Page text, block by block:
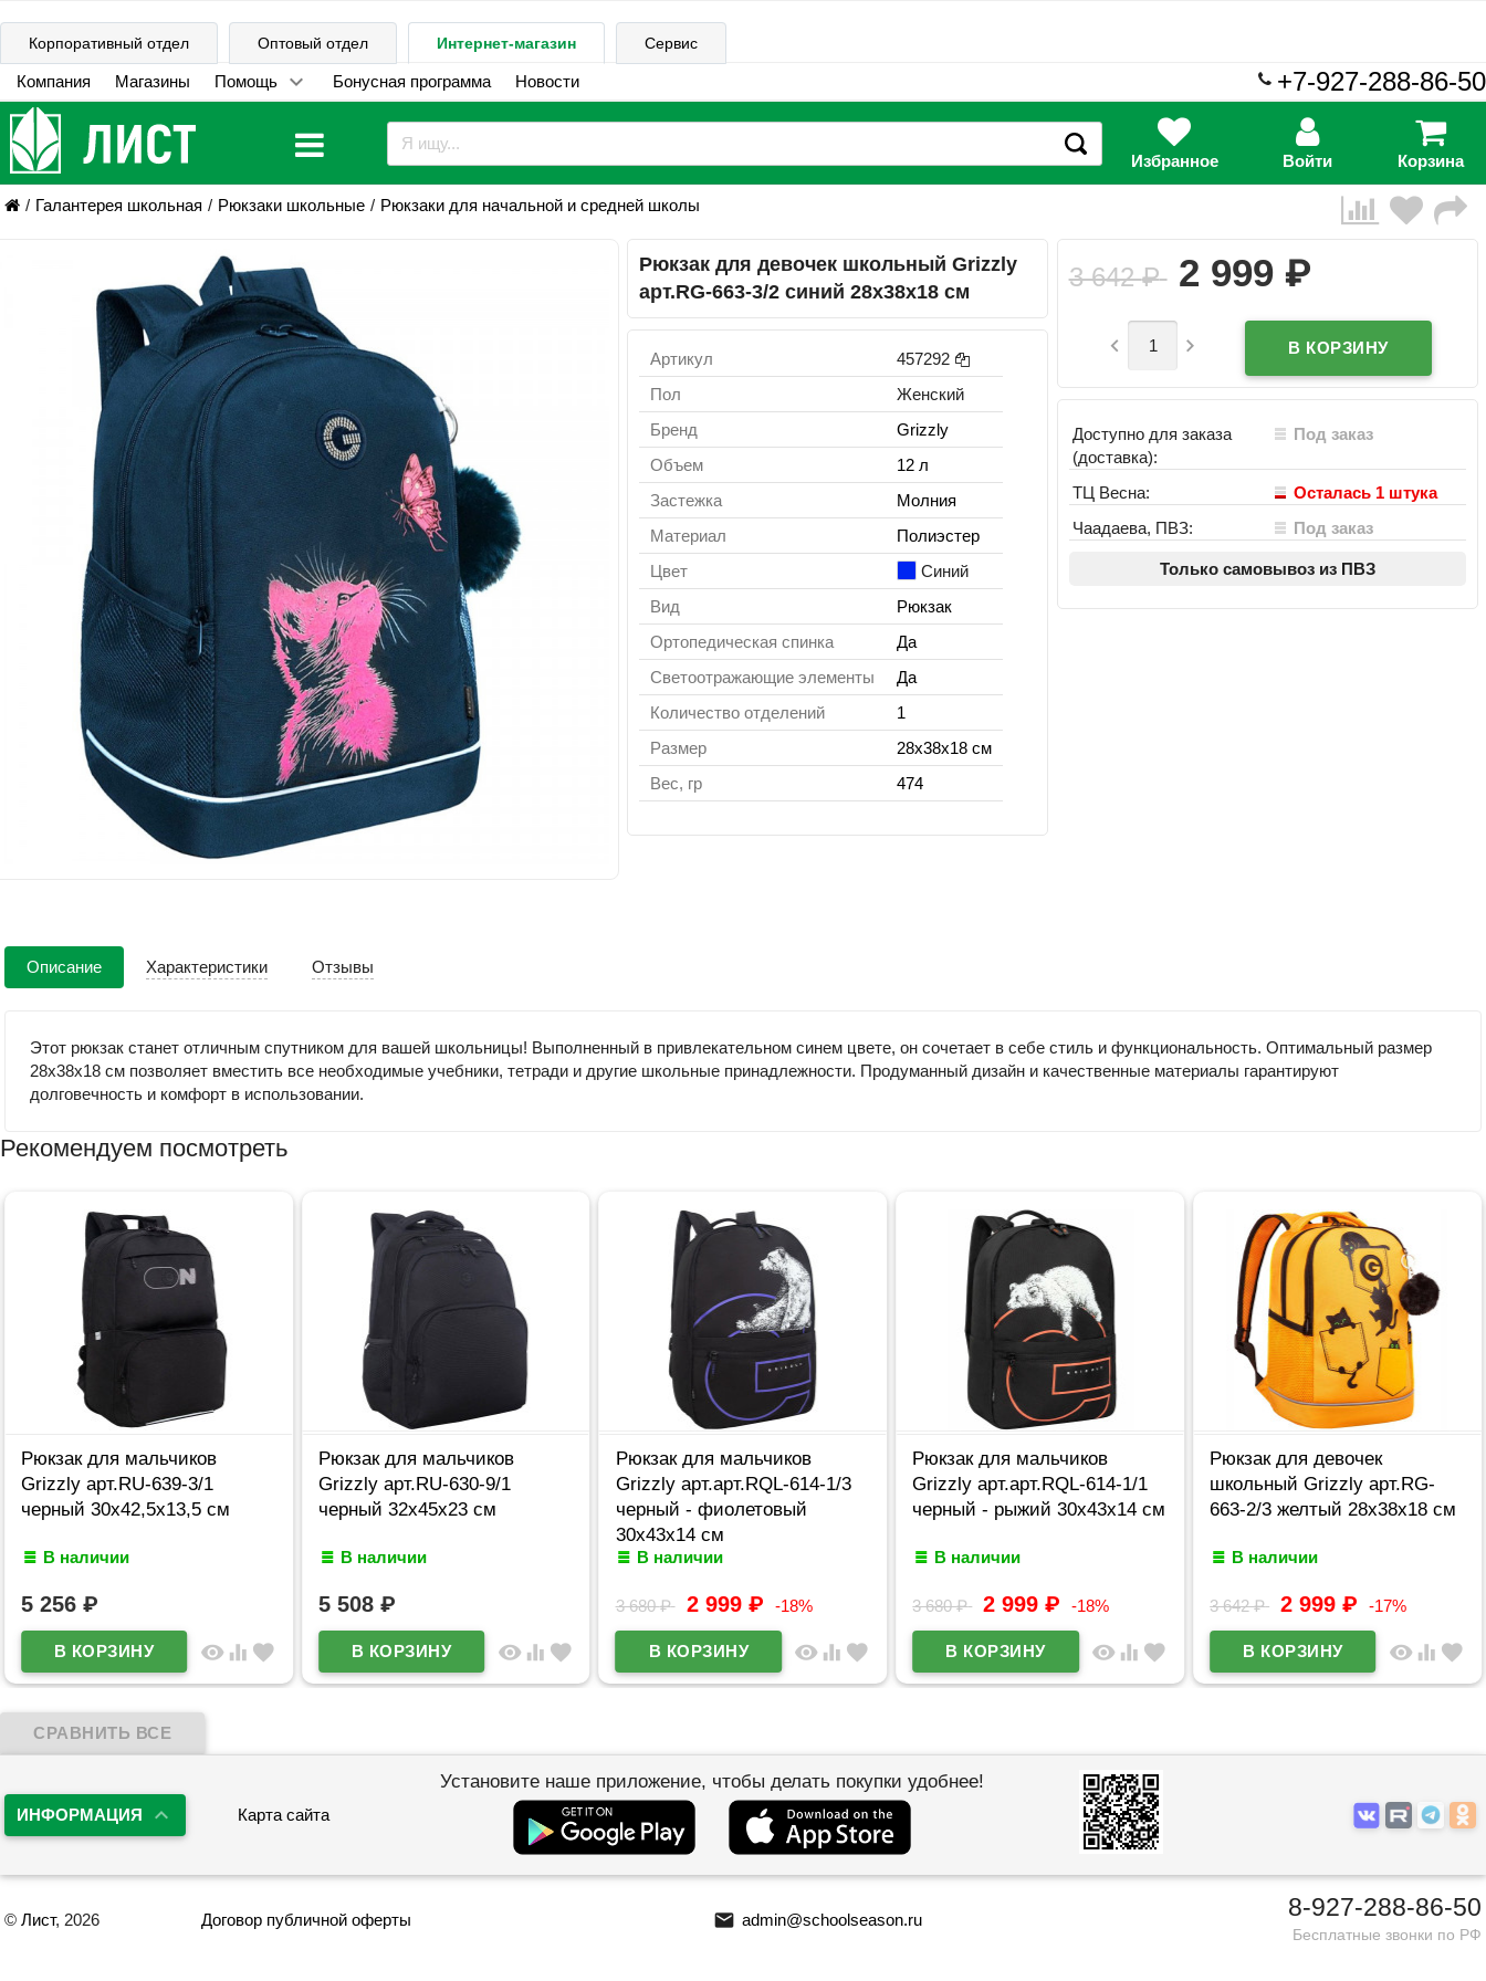
Корпоративный отдел Оптовый отдел Интернет-магазин Сервис
Компания Магазины Помощь Бонусная программа Новости +7-927-288-86-50
Избранное Войти Корзина
Галантерея школьная Рюкзаки школьные Рюкзаки для начальной и средней школы
Рюкзак для девочек школьный Grizzly
арт.RG-663-3/2 синий 28х38х18 см
Артикул
457292
Пол
Женский
Бренд
Grizzly
Объем
12 л
Застежка
Молния
Материал
Полиэстер
Цвет
Синий
Вид
Рюкзак
Ортопедическая спинка
Да
Светоотражающие элементы
Да
Количество отделений
1
Размер
28х38х18 см
Вес, гр
474
3 642₽ 2 999 ₽
 
Доступно для заказа
(доставка):
Под заказ
ТЦ Весна:
Осталась 1 штука
Чаадаева, ПВЗ:
Под заказ
Только самовывоз из ПВЗ
Описание Характеристики Отзывы
Этот рюкзак станет отличным спутником для вашей школьницы! Выполненный в привлекательном синем цвете, он сочетает в себе стиль и функциональность. Оптимальный размер
28х38х18 см позволяет вместить все необходимые учебники, тетради и другие школьные принадлежности. Продуманный дизайн и качественные материалы гарантируют
долговечность и комфорт в использовании.
Рекомендуем посмотреть
Рюкзак для мальчиков
Grizzly арт.RU-639-3/1
черный 30х42,5х13,5 см
В наличии
5 256 ₽
visibility equalizer favorite
Рюкзак для мальчиков
Grizzly арт.RU-630-9/1
черный 32х45х23 см
В наличии
5 508 ₽
visibility equalizer favorite
Рюкзак для мальчиков
Grizzly арт.арт.RQL-614-1/3
черный - фиолетовый
30х43х14 см
В наличии
3 680₽ 2 999 ₽ -18%
visibility equalizer favorite
Рюкзак для мальчиков
Grizzly арт.арт.RQL-614-1/1
черный - рыжий 30х43х14 см
В наличии
3 680₽ 2 999₽ -18%
visibility equalizer favorite
Рюкзак для девочек
школьный Grizzly арт.RG-
663-2/3 желтый 28х38х18 см
В наличии
3 642₽ 2 999₽ -17%
visibility equalizer favorite
ИНФОРМАЦИЯ Карта сайта
Установите наше приложение, чтобы делать покупки удобнее!
© Лист, 2026 Договор публичной оферты email admin@schoolseason.ru 8-927-288-86-50
Бесплатные звонки по РФ